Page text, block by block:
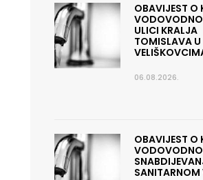
OBAVIJEST O
ULICI KRALJA
TOMISLAVA U
06.08.2026.
OBAVIJEST O